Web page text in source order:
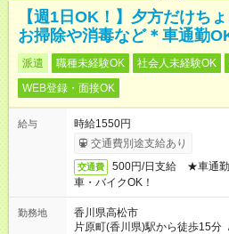
【週1日OK！】夕方だけち
お掃除や消毒など＊車通勤
派遣 職種未経験OK 社会人未経験OK
WEB登録・面接OK
給与
時給1550円
交通費別途支給あり
交通費
500円/日支給 ★車通
車・バイクOK！
勤務地
香川県高松市
片原町(香川県)駅から徒歩15分